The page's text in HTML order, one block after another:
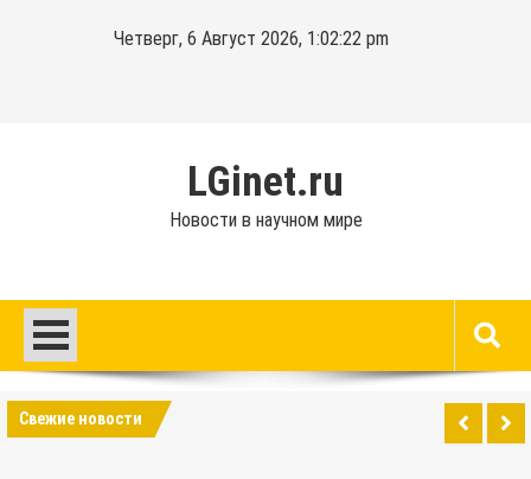
Четверг, 6 Август 2026, 1:02:23 pm
LGinet.ru
Новости в научном мире
Свежие новости